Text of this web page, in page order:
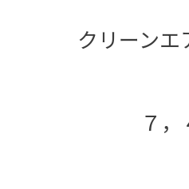
クリーンエ
７